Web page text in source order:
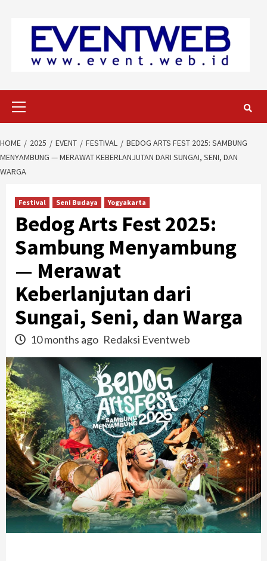
HOME 2025 EVENT FESTIVAL
BEDOG ARTS FEST 2025: SAMBUNG
MENYAMBUNG — MERAWAT KEBERLANJUTAN DARI SUNGAI, SENI, DAN
WARGA
Festival Seni Budaya Yogyakarta
Bedog Arts Fest 2025:
Sambung Menyambung
— Merawat
Keberlanjutan dari
Sungai, Seni, dan Warga
10 months ago Redaksi Eventweb